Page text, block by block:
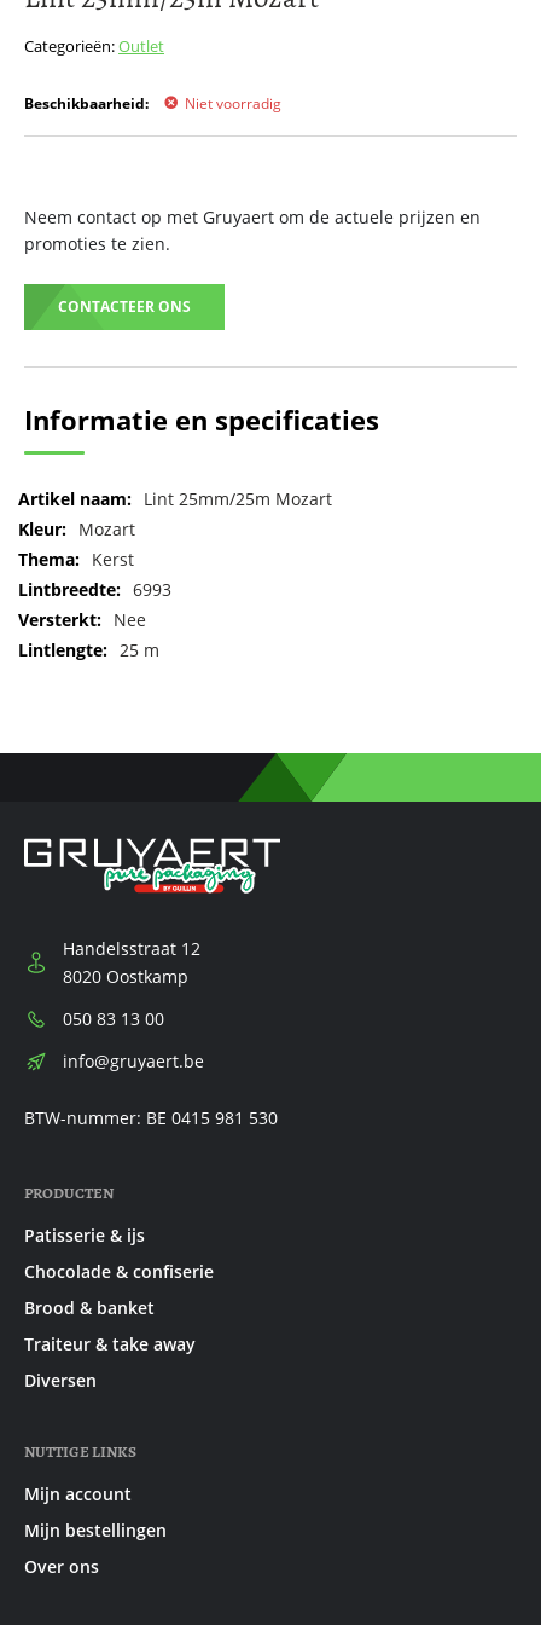
Categorieën:Outlet
Beschikbaarheid: Niet voorradig
Neem contact op met Gruyaert om de actuele prijzen en
promoties te zien.
CONTACTEER ONS
begin
afbeeldingen-
gallerij
Informatie en specificaties
Meer
informatie
Lint 25mm/25m Mozart
Mozart
Kerst
6993
Nee
25 m
Handelsstraat 12
8020 Oostkamp
Telefoon:
050 83 13 00
E-
info@gruyaert.be
BTW-nummer: BE 0415 981 530
PRODUCTEN
Patisserie & ijs
Chocolade & confiserie
Brood & banket
Traiteur & take away
Diversen
NUTTIGE LINKS
Mijn account
Mijn bestellingen
Over ons